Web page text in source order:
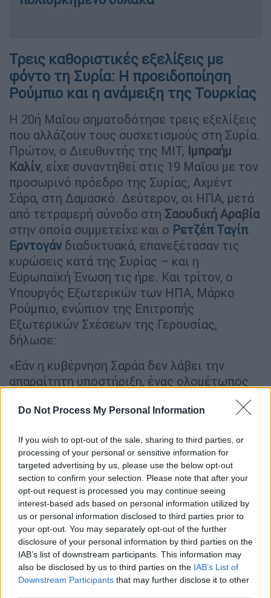
Do Not Process My Personal Information
If you wish to opt-out of the sale, sharing to third parties, or
processing of your personal or sensitive information for
targeted advertising by us, please use the below opt-out
section to confirm your selection. Please note that after your
opt-out request is processed you may continue seeing
interest-based ads based on personal information utilized by
us or personal information disclosed to third parties prior to
your opt-out. You may separately opt-out of the further
disclosure of your personal information by third parties on the
IAB’s list of downstream participants. This information may
also be disclosed by us to third parties on the IAB’s List of
Downstream Participants that may further disclose it to other
Τρεις καθοριστικές εξελίξεις με
φόντο τη Συρία: Η προειδοποίηση
Ρούμπιο και η ανάμειξη της Τουρκίας
Η 20ή Μαΐου σηματοδότησε τρεις εξελίξεις
που αλλάζουν τους συσχετισμούς στη Συρία.
Πρώτον, ο Διευθυντής της ΜΙΤ, Ιμπραήμ
Καλίν, είχε συναντηθεί στις 19 Μαΐου με τον
προσωρινό πρόεδρο της Συρίας, Αχμέντ
Σάρα, στη Δαμασκό. Δεύτερον, οι ΗΠΑ, μετά
από τετραμερή σύνοδο στη Σαουδική Αραβία
στην οποία συμμετείχε και ο Ρετζέπ Ταγίπ
Ερντογάν διαδικτυακά, επανεξέτασαν τις
κυρώσεις κατά της Συρίας – και η
Ευρωπαϊκή Ένωση τις ήρε. Και τρίτον, ο
Υπουργός Εξωτερικών των ΗΠΑ, Μάρκο
Ρούμπιο, ενώπιον της Επιτροπής
Εξωτερικών Σχέσεων της Γερουσίας,
δήλωσε:
«Εάν η κυβέρνηση Σαράα δεν λάβει την
απαραίτητη υποστήριξη, ένας ολομέτωπος
εμφύλιος πόλεμος θα μπορούσε να ξεσπάσει
στη Συρία μέσα σε λίγες εβδομάδες». Ο
τη στήριξη τηςδιοίκησης Σαράακαι τη
μεταφορά των συριακών υποθέσεων από την
πρεσβεία τωνΗΠΑστην Άγκυρα στην υπό
επαναλειτουργία πρεσβεία στηΔαμασκό
Μυστικές συνομιλίες, HTS και ρόλος
της Τουρκίας: Η αθέατη πλευρά της
αμερικανικής διπλωματίας
Ταυτόχρονα, αποκαλύψεις από τις ΗΠΑ